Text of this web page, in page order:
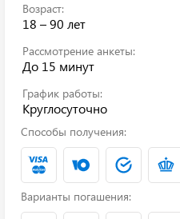
Возраст:
18 – 90 лет
Рассмотрение анкеты:
До 15 минут
График работы:
Круглосуточно
Способы получения:
Варианты погашения: